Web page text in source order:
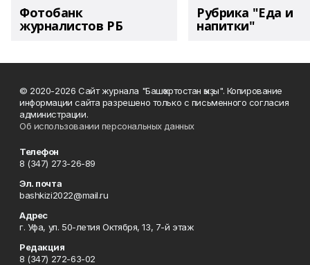
Фотобанк
журналистов РБ
Рубрика "Еда и
напитки"
© 2020-2026 Сайт журнала "Башҡортостан ҡыҙы". Копирование
информации сайта разрешено только с письменного согласия
администрации.
Об использовании персональных данных
Телефон
8 (347) 273-26-89
Эл. почта
bashkizi2022@mail.ru
Адрес
г. Уфа, ул. 50-летия Октября, 13, 7-й этаж
Редакция
8 (347) 272-63-02